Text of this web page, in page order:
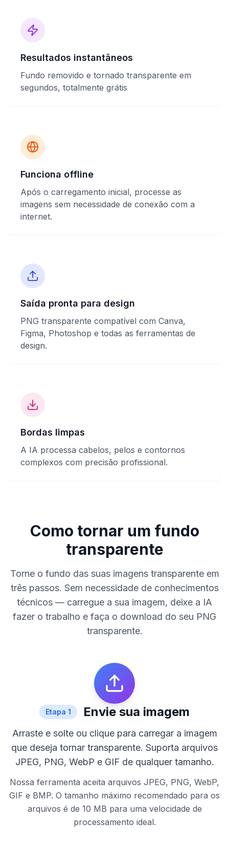
Resultados instantâneos
Fundo removido e tornado transparente em
segundos, totalmente grátis
Funciona offline
Após o carregamento inicial, processe as
imagens sem necessidade de conexão com a
internet.
Saída pronta para design
PNG transparente compatível com Canva,
Figma, Photoshop e todas as ferramentas de
design.
Bordas limpas
A IA processa cabelos, pelos e contornos
complexos com precisão profissional.
Como tornar um fundo
transparente
Torne o fundo das suas imagens transparente em
três passos. Sem necessidade de conhecimentos
técnicos — carregue a sua imagem, deixe a IA
fazer o trabalho e faça o download do seu PNG
transparente.
Etapa 1 Envie sua imagem
Arraste e solte ou clique para carregar a imagem
que deseja tornar transparente. Suporta arquivos
JPEG, PNG, WebP e GIF de qualquer tamanho.
Nossa ferramenta aceita arquivos JPEG, PNG, WebP,
GIF e BMP. O tamanho máximo recomendado para os
arquivos é de 10 MB para uma velocidade de
processamento ideal.